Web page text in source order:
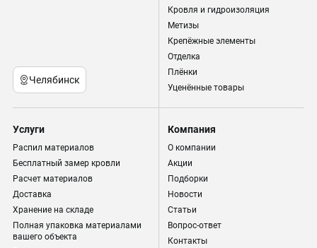
Челябинск
Кровля и гидроизоляция
Метизы
Крепёжные элементы
Отделка
Плёнки
Уценённые товары
Услуги
Распил материалов
Бесплатный замер кровли
Расчет материалов
Доставка
Хранение на складе
Полная упаковка материалами
вашего объекта
Компания
О компании
Акции
Подборки
Новости
Статьи
Вопрос-ответ
Контакты